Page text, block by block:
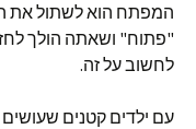
המפתח הוא לשתול את
"פתוח" ושאתה הולך
לחשוב על זה.
עם ילדים קטנים